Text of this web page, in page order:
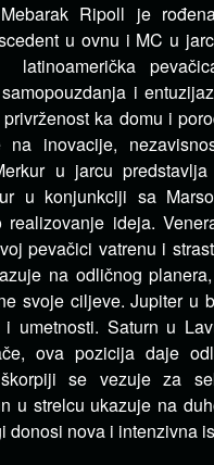
Ripoll je
u ovnu i MC u
latinoamerička
i
ka domu i
na inovacije,
u jarcu
u konjunkciji sa
realizovanje ideja.
pevačici vatrenu i
na odličnog
svoje ciljeve. Jupiter u
umetnosti. Saturn u
ova pozicija daje
se vezuje za
u strelcu ukazuje na
donosi nova i intenzivna